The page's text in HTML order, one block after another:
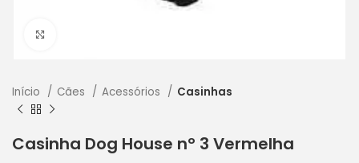
Início Cães Acessórios Casinhas
Casinha Dog House nº 3 Vermelha